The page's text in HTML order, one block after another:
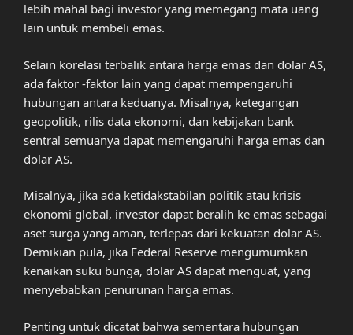
lebih mahal bagi investor yang memegang mata uang
lain untuk membeli emas.
Selain korelasi terbalik antara harga emas dan dolar AS,
ada faktor -faktor lain yang dapat mempengaruhi
hubungan antara keduanya. Misalnya, ketegangan
geopolitik, rilis data ekonomi, dan kebijakan bank
sentral semuanya dapat memengaruhi harga emas dan
dolar AS.
Misalnya, jika ada ketidakstabilan politik atau krisis
ekonomi global, investor dapat beralih ke emas sebagai
aset surga yang aman, terlepas dari kekuatan dolar AS.
Demikian pula, jika Federal Reserve mengumumkan
kenaikan suku bunga, dolar AS dapat menguat, yang
menyebabkan penurunan harga emas.
Penting untuk dicatat bahwa sementara hubungan